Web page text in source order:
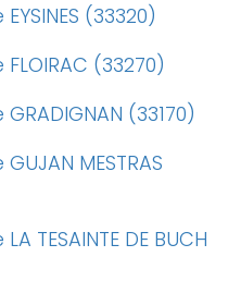
(33320)
(33270)
(33170)
MESTRAS
TESAINTE DE BUCH